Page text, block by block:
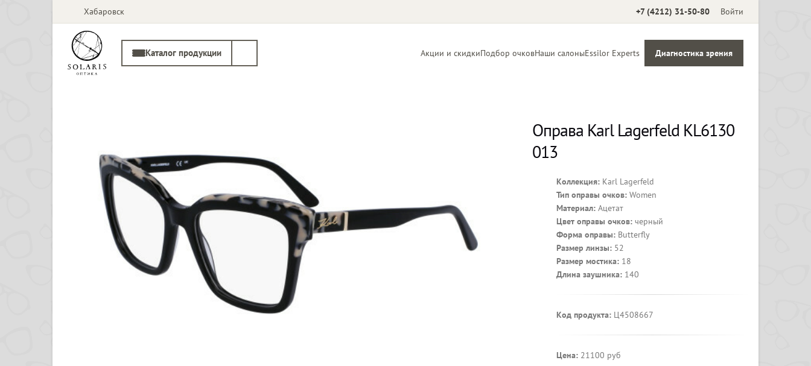
Хабаровск +7 (4212) 31-50-80 Войти
Каталог продукции Акции и скидкиПодбор очковНаши салоныEssilor Experts Диагностика зрения
Оправа Karl Lagerfeld KL6130
013
Коллекция: Karl Lagerfeld
Тип оправы очков: Women
Материал: Ацетат
Цвет оправы очков: черный
Форма оправы: Butterfly
Размер линзы: 52
Размер мостика: 18
Длина заушника: 140
Код продукта: Ц4508667
Цена: 21100 руб